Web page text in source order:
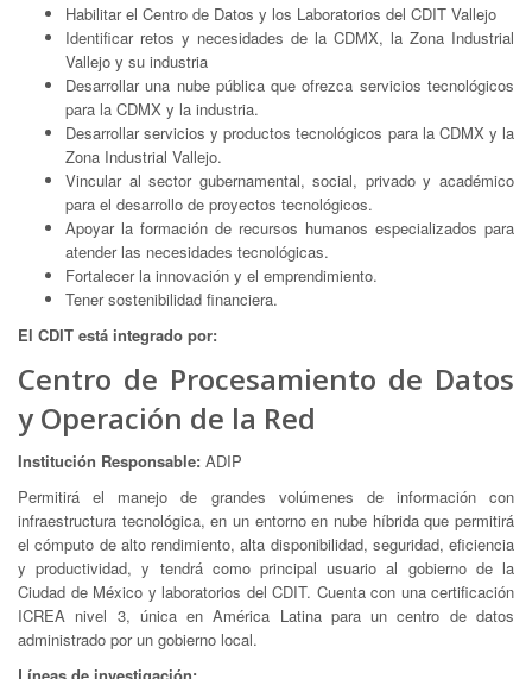
Habilitar el Centro de Datos y los Laboratorios del CDIT Vallejo
Identificar retos y necesidades de la CDMX, la Zona Industrial
Vallejo y su industria
Desarrollar una nube pública que ofrezca servicios tecnológicos
para la CDMX y la industria.
Desarrollar servicios y productos tecnológicos para la CDMX y la
Zona Industrial Vallejo.
Vincular al sector gubernamental, social, privado y académico
para el desarrollo de proyectos tecnológicos.
Apoyar la formación de recursos humanos especializados para
atender las necesidades tecnológicas.
Fortalecer la innovación y el emprendimiento.
Tener sostenibilidad financiera.
El CDIT está integrado por:
Centro de Procesamiento de Datos
y Operación de la Red
Institución Responsable: ADIP
Permitirá el manejo de grandes volúmenes de información con
infraestructura tecnológica, en un entorno en nube híbrida que permitirá
el cómputo de alto rendimiento, alta disponibilidad, seguridad, eficiencia
y productividad, y tendrá como principal usuario al gobierno de la
Ciudad de México y laboratorios del CDIT. Cuenta con una certificación
ICREA nivel 3, única en América Latina para un centro de datos
administrado por un gobierno local.
Líneas de investigación: